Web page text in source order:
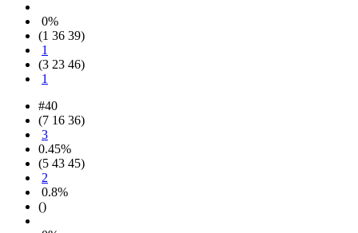
0%
(1 36 39)
1
(3 23 46)
1
#40
(7 16 36)
3
0.45%
(5 43 45)
2
0.8%
()